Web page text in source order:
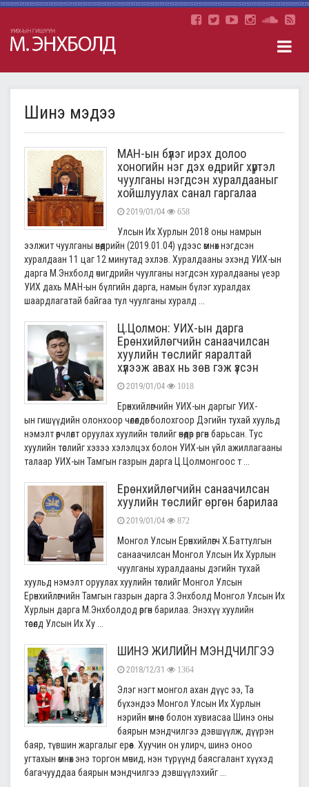
Шинэ мэдээ
МАН-ын бүлэг ирэх долоо
хоногийн нэг дэх өдрийг хүртэл
чуулганы нэгдсэн хуралдааныг
хойшлуулах санал гаргалаа
2019/01/04 658
Улсын Их Хурлын 2018 оны намрын
ээлжит чуулганы өнөөдрийн (2019.01.04) үдээс өмнөх нэгдсэн
хуралдаан 11 цаг 12 минутад эхлэв. Хуралдааны эхэнд УИХ-ын
дарга М.Энхболд өчигдрийн чуулганы нэгдсэн хуралдааны үеэр
УИХ дахь МАН-ын бүлгийн дарга, намын бүлэг хуралдах
шаардлагатай байгаа тул чуулганы хуралд ...
​Ц.Цолмон: УИХ-ын дарга
Ерөнхийлөгчийн санаачилсан
хуулийн төслийг яаралтай
хүлээж авах нь зөв гэж үзсэн
2019/01/04 1018
Ерөнхийлөгчийн УИХ-ын даргыг УИХ-
ын гишүүдийн олонхоор чөлөөлдөг болохгоор Дэгийн тухай хуульд
нэмэлт өөрчлөлт оруулах хуулийн төслийг өнөөдөр өргөн барьсан. Тус
хуулийн төслийг хэзээ хэлэлцэх болон УИХ-ын үйл ажиллагааны
талаар УИХ-ын Тамгын газрын дарга Ц.Цолмонгоос т ...
Ерөнхийлөгчийн санаачилсан
хуулийн төслийг өргөн барилаа
2019/01/04 872
Монгол Улсын Ерөнхийлөгч Х.Баттулгын
санаачилсан Монгол Улсын Их Хурлын
чуулганы хуралдааны дэгийн тухай
хуульд нэмэлт оруулах хуулийн төслийг Монгол Улсын
Ерөнхийлөгчийн Тамгын газрын дарга З.Энхболд Монгол Улсын Их
Хурлын дарга М.Энхболдод өргөн барилаа. Энэхүү хуулийн
төсөлд Улсын Их Ху ...
ШИНЭ ЖИЛИЙН МЭНДЧИЛГЭЭ
2018/12/31 1364
Элэг нэгт монгол ахан дүүс ээ, Та
бүхэндээ Монгол Улсын Их Хурлын
нэрийн өмнөөс болон хувиасаа Шинэ оны
баярын мэндчилгээ дэвшүүлж, дүүрэн
баяр, түвшин жаргалыг ерөөе. Хуучин он улирч, шинэ оноо
угтахын өмнөх энэ торгон мөчид, нэн түрүүнд баясгалант хүүхэд
багачууддаа баярын мэндчилгээ дэвшүүлэхийг ...